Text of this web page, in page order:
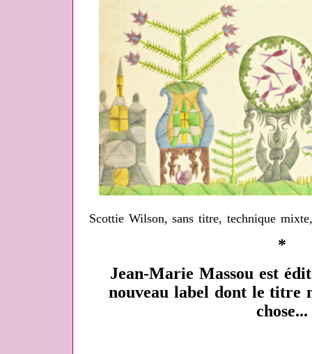
Scottie Wilson, sans titre, technique
*
Jean-Marie Massou est
nouveau label dont le titre
chose...